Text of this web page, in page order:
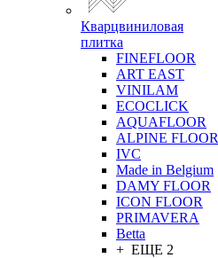
Кварцвиниловая
плитка
FINEFLOOR
ART EAST
VINILAM
ECOCLICK
AQUAFLOOR
ALPINE FLOOR
IVC
Made in Belgium
DAMY FLOOR
ICON FLOOR
PRIMAVERA
Betta
+ ЕЩЕ 2